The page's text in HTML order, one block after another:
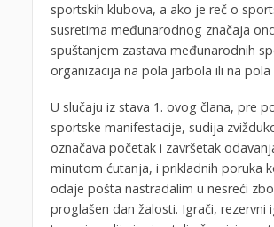
sportskih klubova, a ako je reč o
susretima međunarodnog značaja
spuštanjem zastava međunarodnih
organizacija na pola jarbola ili na pola
U slučaju iz stava 1. ovog člana, pre
sportske manifestacije, sudija
označava početak i završetak
minutom ćutanja, i prikladnih poruka
odaje pošta nastradalim u nesreći
proglašen dan žalosti. Igrači, rezervni